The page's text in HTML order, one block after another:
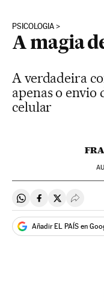
PSICOLOGIA
A magia
A verdadeira
apenas o envio
celular
Compartir en
Compartir en
Compartir
Añadir EL PAÍS en